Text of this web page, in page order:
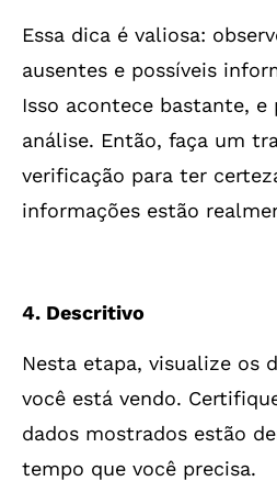
Essa dica é valiosa:
ausentes e possíveis
Isso acontece bastante, e
análise. Então, faça um
verificação para ter
informações estão
4. Descritivo
Nesta etapa, visualize os
você está vendo.
dados mostrados estão
tempo que você precisa.